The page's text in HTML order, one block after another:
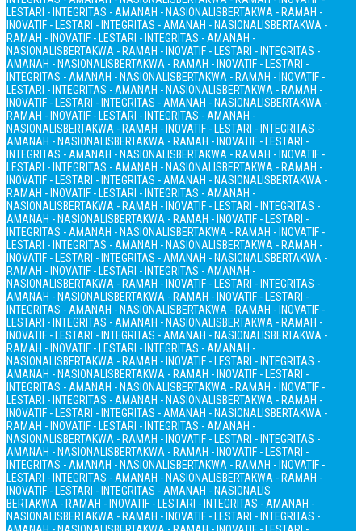
LESTARI - INTEGRITAS - AMANAH - NASIONALISBERTAKWA - RAMAH -
INOVATIF - LESTARI - INTEGRITAS - AMANAH - NASIONALISBERTAKWA -
RAMAH - INOVATIF - LESTARI - INTEGRITAS - AMANAH -
NASIONALISBERTAKWA - RAMAH - INOVATIF - LESTARI - INTEGRITAS -
AMANAH - NASIONALISBERTAKWA - RAMAH - INOVATIF - LESTARI -
INTEGRITAS - AMANAH - NASIONALISBERTAKWA - RAMAH - INOVATIF -
LESTARI - INTEGRITAS - AMANAH - NASIONALISBERTAKWA - RAMAH -
INOVATIF - LESTARI - INTEGRITAS - AMANAH - NASIONALISBERTAKWA -
RAMAH - INOVATIF - LESTARI - INTEGRITAS - AMANAH -
NASIONALISBERTAKWA - RAMAH - INOVATIF - LESTARI - INTEGRITAS -
AMANAH - NASIONALISBERTAKWA - RAMAH - INOVATIF - LESTARI -
INTEGRITAS - AMANAH - NASIONALISBERTAKWA - RAMAH - INOVATIF -
LESTARI - INTEGRITAS - AMANAH - NASIONALISBERTAKWA - RAMAH -
INOVATIF - LESTARI - INTEGRITAS - AMANAH - NASIONALISBERTAKWA -
RAMAH - INOVATIF - LESTARI - INTEGRITAS - AMANAH -
NASIONALISBERTAKWA - RAMAH - INOVATIF - LESTARI - INTEGRITAS -
AMANAH - NASIONALISBERTAKWA - RAMAH - INOVATIF - LESTARI -
INTEGRITAS - AMANAH - NASIONALISBERTAKWA - RAMAH - INOVATIF -
LESTARI - INTEGRITAS - AMANAH - NASIONALISBERTAKWA - RAMAH -
INOVATIF - LESTARI - INTEGRITAS - AMANAH - NASIONALISBERTAKWA -
RAMAH - INOVATIF - LESTARI - INTEGRITAS - AMANAH -
NASIONALISBERTAKWA - RAMAH - INOVATIF - LESTARI - INTEGRITAS -
AMANAH - NASIONALISBERTAKWA - RAMAH - INOVATIF - LESTARI -
INTEGRITAS - AMANAH - NASIONALISBERTAKWA - RAMAH - INOVATIF -
LESTARI - INTEGRITAS - AMANAH - NASIONALISBERTAKWA - RAMAH -
INOVATIF - LESTARI - INTEGRITAS - AMANAH - NASIONALISBERTAKWA -
RAMAH - INOVATIF - LESTARI - INTEGRITAS - AMANAH -
NASIONALISBERTAKWA - RAMAH - INOVATIF - LESTARI - INTEGRITAS -
AMANAH - NASIONALISBERTAKWA - RAMAH - INOVATIF - LESTARI -
INTEGRITAS - AMANAH - NASIONALISBERTAKWA - RAMAH - INOVATIF -
LESTARI - INTEGRITAS - AMANAH - NASIONALISBERTAKWA - RAMAH -
INOVATIF - LESTARI - INTEGRITAS - AMANAH - NASIONALISBERTAKWA -
RAMAH - INOVATIF - LESTARI - INTEGRITAS - AMANAH -
NASIONALISBERTAKWA - RAMAH - INOVATIF - LESTARI - INTEGRITAS -
AMANAH - NASIONALISBERTAKWA - RAMAH - INOVATIF - LESTARI -
INTEGRITAS - AMANAH - NASIONALISBERTAKWA - RAMAH - INOVATIF -
LESTARI - INTEGRITAS - AMANAH - NASIONALISBERTAKWA - RAMAH -
INOVATIF - LESTARI - INTEGRITAS - AMANAH - NASIONALIS
BERTAKWA - RAMAH - INOVATIF - LESTARI - INTEGRITAS - AMANAH -
NASIONALISBERTAKWA - RAMAH - INOVATIF - LESTARI - INTEGRITAS -